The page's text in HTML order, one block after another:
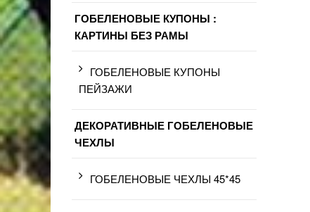
ГОБЕЛЕНОВЫЕ КУПОНЫ :
КАРТИНЫ БЕЗ РАМЫ
ГОБЕЛЕНОВЫЕ КУПОНЫ
ПЕЙЗАЖИ
ДЕКОРАТИВНЫЕ ГОБЕЛЕНОВЫЕ
ЧЕХЛЫ
ГОБЕЛЕНОВЫЕ ЧЕХЛЫ 45*45